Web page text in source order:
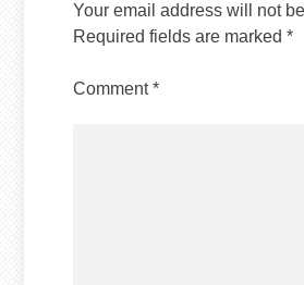
Your email address will not
Required fields are marked*
Comment*